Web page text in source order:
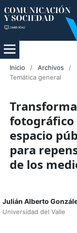
Inicio / Archivos /
Temática general
fotográfico
espacio
para
de los
Julián Alberto
Universidad del Valle